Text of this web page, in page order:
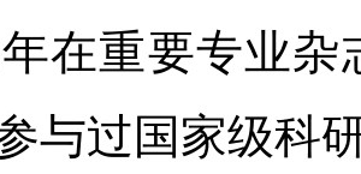
在重要专业
与过国家级科